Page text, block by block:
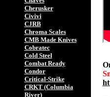
Cherusker
Civivi
CJRB
Chroma Scales
CMB Made Knives
Cobratec
Cold Steel
Combat Ready
Condor
Critical-Strike
CRKT (Columbia
River)